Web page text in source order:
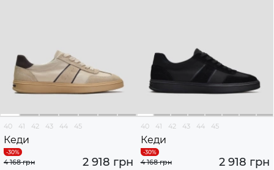
40 41 42 43 44 45
Кеди
2 918 грн
4 168 грн
40 41 42 43 44 45
Кеди
2 918 грн
4 168 грн